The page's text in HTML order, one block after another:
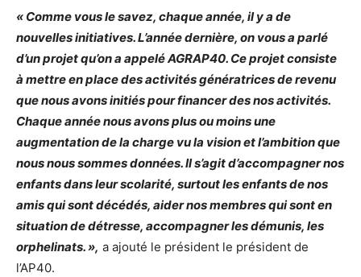
« Comme vous le savez, chaque année, il y a de
nouvelles initiatives. L’année dernière, on vous a parlé
d’un projet qu’on a appelé AGRAP40. Ce projet consiste
à mettre en place des activités génératrices de revenu
que nous avons initiés pour financer des nos activités.
Chaque année nous avons plus ou moins une
augmentation de la charge vu la vision et l’ambition que
nous nous sommes données. Il s’agit d’accompagner nos
enfants dans leur scolarité, surtout les enfants de nos
amis qui sont décédés, aider nos membres qui sont en
situation de détresse, accompagner les démunis, les
orphelinats. », a ajouté le président le président de
l’AP40.